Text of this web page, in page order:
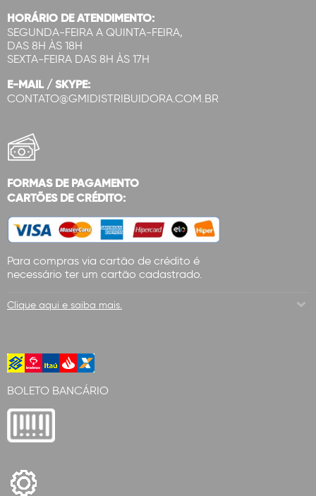
HORÁRIO DE ATENDIMENTO:
SEGUNDA-FEIRA A QUINTA-FEIRA,
DAS 8H ÀS 18H
SEXTA-FEIRA DAS 8H ÀS 17H
E-MAIL / SKYPE:
CONTATO@GMIDISTRIBUIDORA.COM.BR
FORMAS DE PAGAMENTO
CARTÕES DE CRÉDITO:
Para compras via cartão de crédito é
necessário ter um cartão cadastrado.
Clique aqui e saiba mais.
BOLETO BANCÁRIO